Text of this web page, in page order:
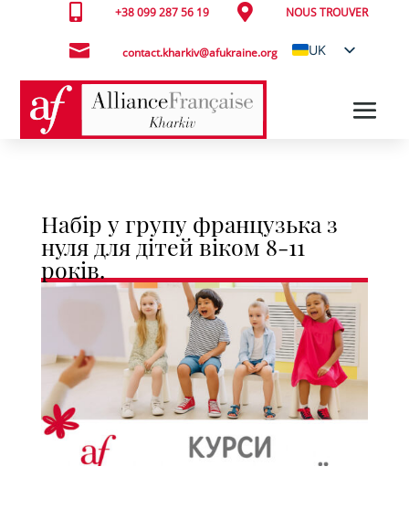
 +38 099 287 56 19  NOUS TROUVER
 contact.kharkiv@afukraine.org
UK
Набір у групу французька з
нуля для дітей віком 8-11
років.